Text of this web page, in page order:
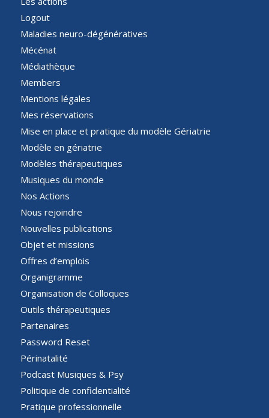
Logout
Maladies neuro-dégénératives
Mécénat
Médiathèque
Members
Mentions légales
Mes réservations
Mise en place et pratique du modèle Gériatrie
Modèle en gériatrie
Modèles thérapeutiques
Musiques du monde
Nos Actions
Nous rejoindre
Nouvelles publications
Objet et missions
Offres d’emplois
Organigramme
Organisation de Colloques
Outils thérapeutiques
Partenaires
Password Reset
Périnatalité
Podcast Musiques & Psy
Politique de confidentialité
Pratique professionnelle